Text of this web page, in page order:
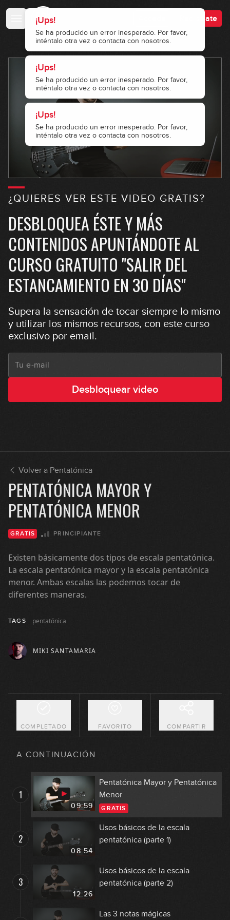
Regístrate
¿QUIERES VER ESTE VIDEO GRATIS?
DESBLOQUEA ÉSTE Y MÁS
CONTENIDOS APUNTÁNDOTE AL
CURSO GRATUITO "SALIR DEL
ESTANCAMIENTO EN 30 DÍAS"
Supera la sensación de tocar siempre lo mismo
y utilizar los mismos recursos, con este curso
exclusivo por email.
Desbloquear video
Volver a Pentatónica
PENTATÓNICA MAYOR Y
PENTATÓNICA MENOR
GRATIS PRINCIPIANTE
Existen básicamente dos tipos de escala pentatónica.
La escala pentatónica mayor y la escala pentatónica
menor. Ambas escalas las podemos tocar de
diferentes maneras.
TAGS pentatónica
MIKI SANTAMARIA
COMPLETADO FAVORITO COMPARTIR
A CONTINUACIÓN
1
09:59
Pentatónica Mayor y Pentatónica
Menor
GRATIS
2
08:54
Usos básicos de la escala
pentatónica (parte 1)
3
12:26
Usos básicos de la escala
pentatónica (parte 2)
Las 3 notas mágicas